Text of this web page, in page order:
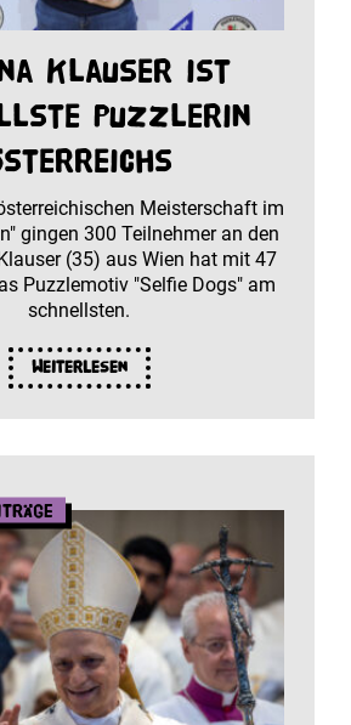
Klauser ist
Puzzlerin
Meisterschaft im
gingen 300 Teilnehmer an den
(35) aus Wien hat mit 47
Puzzlemotiv "Selfie Dogs" am
schnellsten.
Weiterlesen